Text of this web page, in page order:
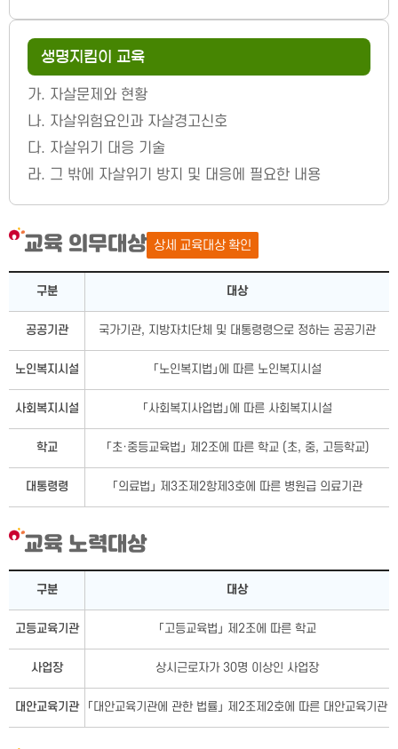
생명지킴이 교육
가. 자살문제와 현황
나. 자살위험요인과 자살경고신호
다. 자살위기 대응 기술
라. 그 밖에 자살위기 방지 및 대응에 필요한 내용
교육 의무대상 상세 교육대상 확인
구분 대상
공공기관 국가기관, 지방자치단체 및 대통령령으로 정하는 공공기관
노인복지시설 「노인복지법」에 따른 노인복지시설
사회복지시설 「사회복지사업법」에 따른 사회복지시설
학교 「초·중등교육법」 제2조에 따른 학교 (초, 중, 고등학교)
대통령령 「의료법」 제3조제2항제3호에 따른 병원급 의료기관
교육 노력대상
구분 대상
고등교육기관 「고등교육법」 제2조에 따른 학교
사업장 상시근로자가 30명 이상인 사업장
대안교육기관 「대안교육기관에 관한 법률」 제2조제2호에 따른 대안교육기관